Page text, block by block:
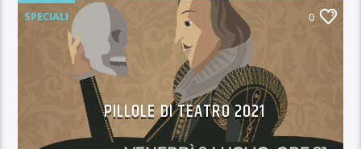
SPECIALI 0
PILLOLE DI TEATRO 2021